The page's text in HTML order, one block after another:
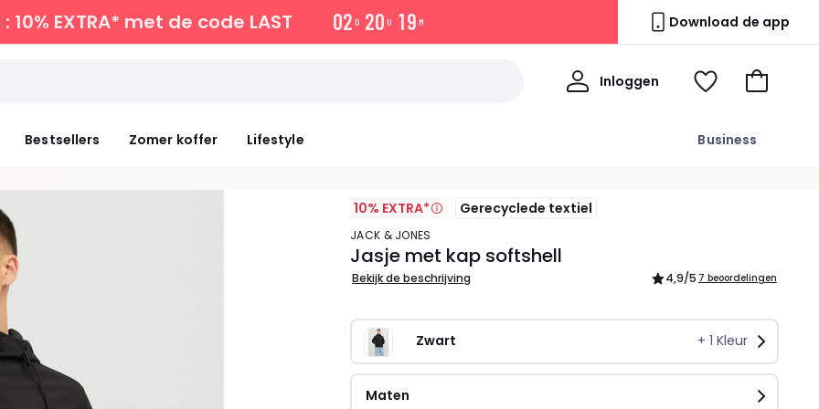
10% EXTRA* met de code LAST 02 D 20 U 19 M Download de app
Bestsellers Zomer koffer Lifestyle Business
Inloggen
Mijn
Kijk
Naar
10% EXTRA* Gerecyclede textiel
JACK & JONES
Jasje met kap softshell
Bekijk de beschrijving 4,9/5 7 beoordelingen
Zwart + 1 Kleur
Maten